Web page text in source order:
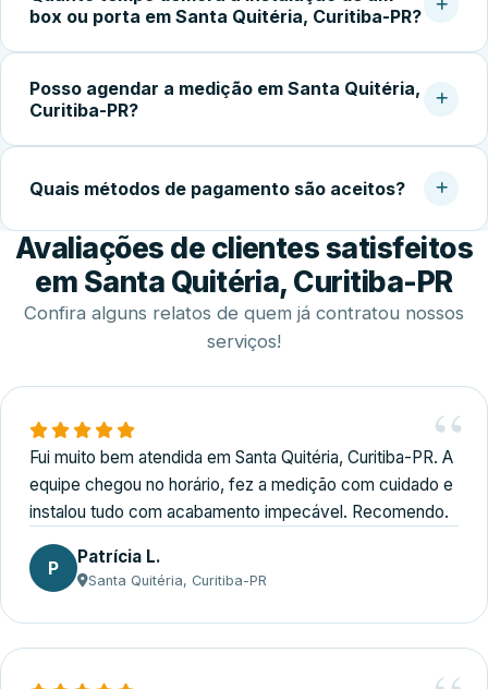
confirmar a garantia do serviço. Experiência com vidro
temperado faz toda a diferença na qualidade do
acabamento.
box ou porta em Santa Quitéria, Curitiba-PR?
temperado (geralmente 5 a 10 dias úteis), a instalação no
local costuma ser concluída em 2 a 4 horas.
Posso agendar a medição em Santa Quitéria,
Curitiba-PR?
disponibilidade do cliente, incluindo finais de semana,
serviço.
Quais métodos de pagamento são aceitos?
Disponibilizamos diversas formas de pagamento,
incluindo Pix, dinheiro, cartões de crédito e débito e
transferência bancária.
Avaliações de clientes satisfeitos
em Santa Quitéria, Curitiba-PR
Confira alguns relatos de quem já contratou nossos
serviços!
Fui muito bem atendida em Santa Quitéria, Curitiba-PR. A
equipe chegou no horário, fez a medição com cuidado e
instalou tudo com acabamento impecável. Recomendo.
P Patrícia L.
Santa Quitéria, Curitiba-PR